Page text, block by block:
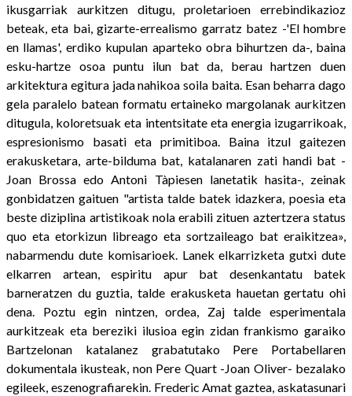
ikusgarriak aurkitzen ditugu, proletarioen errebindikazioz
beteak, eta bai, gizarte-errealismo garratz batez -'El hombre
en llamas', erdiko kupulan aparteko obra bihurtzen da-, baina
esku-hartze osoa puntu ilun bat da, berau hartzen duen
arkitektura egitura jada nahikoa soila baita. Esan beharra dago
gela paralelo batean formatu ertaineko margolanak aurkitzen
ditugula, koloretsuak eta intentsitate eta energia izugarrikoak,
espresionismo basati eta primitiboa. Baina itzul gaitezen
erakusketara, arte-bilduma bat, katalanaren zati handi bat -
Joan Brossa edo Antoni Tàpiesen lanetatik hasita-, zeinak
gonbidatzen gaituen "artista talde batek idazkera, poesia eta
beste diziplina artistikoak nola erabili zituen aztertzera status
quo eta etorkizun libreago eta sortzaileago bat eraikitzea»,
nabarmendu dute komisarioek. Lanek elkarrizketa gutxi dute
elkarren artean, espiritu apur bat desenkantatu batek
barneratzen du guztia, talde erakusketa hauetan gertatu ohi
dena. Poztu egin nintzen, ordea, Zaj talde esperimentala
aurkitzeak eta bereziki ilusioa egin zidan frankismo garaiko
Bartzelonan katalanez grabatutako Pere Portabellaren
dokumentala ikusteak, non Pere Quart -Joan Oliver- bezalako
egileek, eszenografiarekin. Frederic Amat gaztea, askatasunari